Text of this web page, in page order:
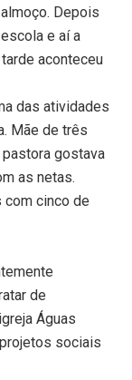
Depois
e aí a
aconteceu
das atividades
Mãe de três
gostava
as netas.
com cinco de
de
Águas
sociais